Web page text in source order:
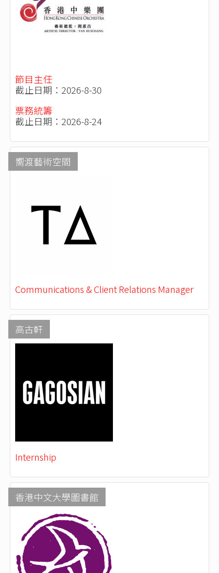
節目主任
截止日期：2026-8-30
票務統籌
截止日期：2026-8-24
嚮渡藝術空間
Communications & Client Relations Manager
高古軒
Internship
香港中文大學圖書館